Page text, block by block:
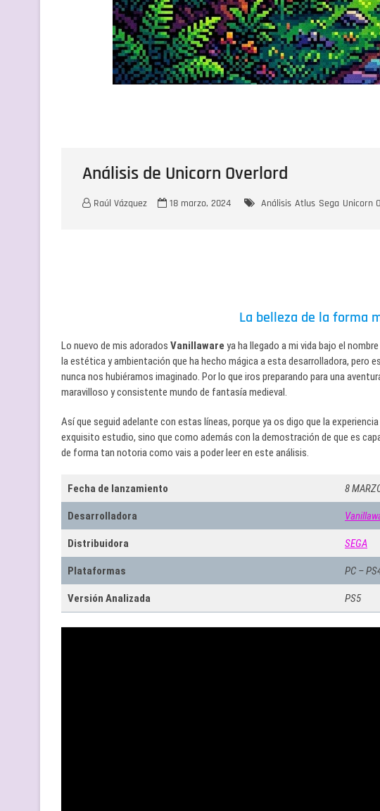
Análisis de Unicorn Overlord
Raúl Vázquez 18 marzo, 2024 Análisis Atlus Sega Unicorn
La belleza de la forma
Lo nuevo de mis adorados Vanillaware ya ha llegado a mi vida bajo el nombre
la estética y ambientación que ha hecho mágica a esta desarrolladora, pero
nunca nos hubiéramos imaginado. Por lo que iros preparando para una
maravilloso y consistente mundo de fantasía medieval.
Así que seguid adelante con estas líneas, porque ya os digo que la
exquisito estudio, sino que como además con la demostración de que es
de forma tan notoria como vais a poder leer en este análisis.
Fecha de lanzamiento 8
Desarrolladora
Distribuidora SEGA
Plataformas PC –
Versión Analizada PS5